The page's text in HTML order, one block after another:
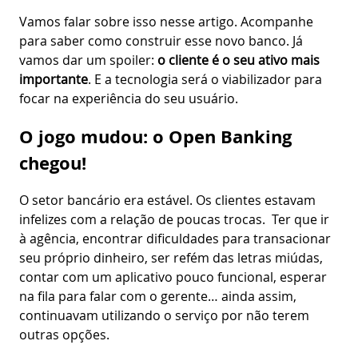
Vamos falar sobre isso nesse artigo. Acompanhe
para saber como construir esse novo banco. Já
vamos dar um spoiler: o cliente é o seu ativo mais
importante. E a tecnologia será o viabilizador para
focar na experiência do seu usuário.
O jogo mudou: o Open Banking
chegou!
O setor bancário era estável. Os clientes estavam
infelizes com a relação de poucas trocas. Ter que ir
à agência, encontrar dificuldades para transacionar
seu próprio dinheiro, ser refém das letras miúdas,
contar com um aplicativo pouco funcional, esperar
na fila para falar com o gerente… ainda assim,
continuavam utilizando o serviço por não terem
outras opções.